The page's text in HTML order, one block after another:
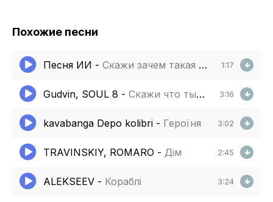
Похожие песни
Песня ИИ - Скажи зачем такая нам с тобой любовь 1:17
Gudvin, SOUL 8 - Скажи что ты по мне скучал 3:16
kavabanga Depo kolibri - Героїня 3:02
TRAVINSKIY, ROMARO - Дім 2:45
ALEKSEEV - Кораблі 3:24